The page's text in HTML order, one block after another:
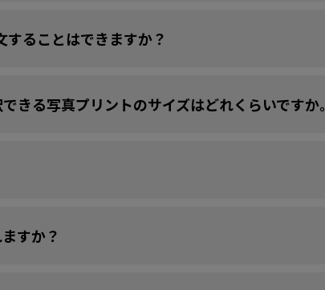
ることはできますか？
きる写真プリントのサイズはどれくらいですか。
すか？